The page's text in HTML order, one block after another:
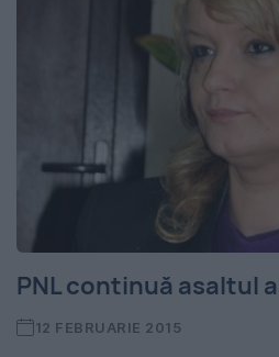
PNL continuă asaltul
12 FEBRUARIE 2015